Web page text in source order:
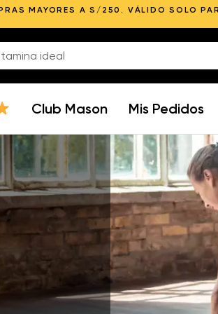
MAYORES A S/250. VÁLIDO SOLO
Club Mason Mis Pedidos